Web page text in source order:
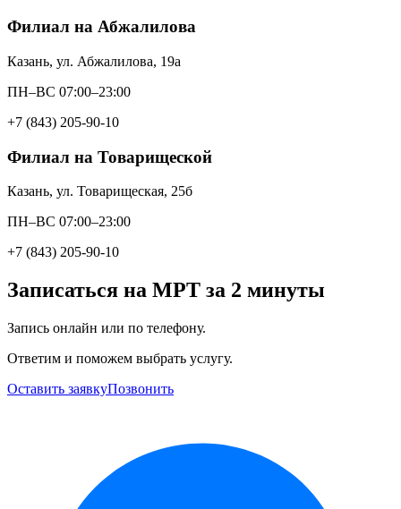
Филиал на Абжалилова
Казань, ул. Абжалилова, 19а
ПН–ВС 07:00–23:00
+7 (843) 205-90-10
Филиал на Товарищеской
Казань, ул. Товарищеская, 25б
ПН–ВС 07:00–23:00
+7 (843) 205-90-10
Записаться на МРТ за 2 минуты
Запись онлайн или по телефону.
Ответим и поможем выбрать услугу.
Оставить заявкуПозвонить